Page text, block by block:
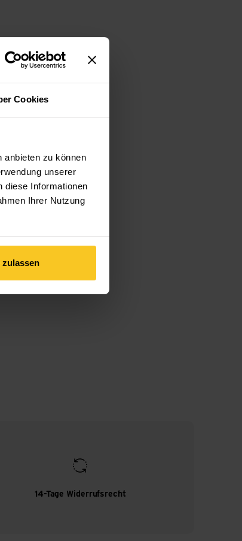
Cookies
anbieten zu können
unserer
diese Informationen
Ihrer Nutzung
zulassen
14-Tage Widerrufsrecht